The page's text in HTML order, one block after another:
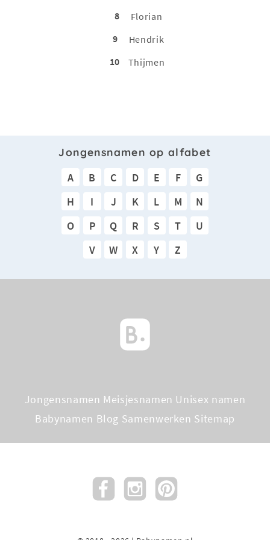
8
Florian
9
Hendrik
10
Thijmen
Jongensnamen op alfabet
A B C D E F
G
H
I J K L M
N
O
P Q R S T
U
V
W X Y Z
Jongensnamen Meisjesnamen Unisex namen
Babynamen Blog Samenwerken Sitemap